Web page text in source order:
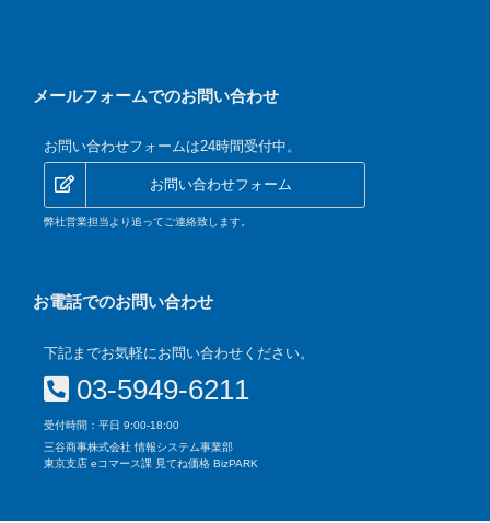
メールフォームでのお問い合わせ
お問い合わせフォームは24時間受付中。
お問い合わせフォーム
弊社営業担当より追ってご連絡致します。
お電話でのお問い合わせ
下記までお気軽にお問い合わせください。
03-5949-6211
受付時間：平日 9:00-18:00
三谷商事株式会社 情報システム事業部
東京支店 eコマース課 見てね価格 BizPARK